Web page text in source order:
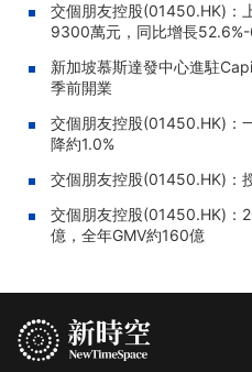
交個朋友控股(01450.HK)：
9300萬元，同比增長
新加坡慕斯達發中心進駐
季前開業
交個朋友控股(01450.HK)：
降約1.0%
交個朋友控股(01450.HK)：
交個朋友控股(01450.HK)：
億，全年GMV約160億